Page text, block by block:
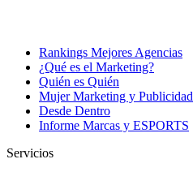
Rankings Mejores Agencias
¿Qué es el Marketing?
Quién es Quién
Mujer Marketing y Publicidad
Desde Dentro
Informe Marcas y ESPORTS
Servicios